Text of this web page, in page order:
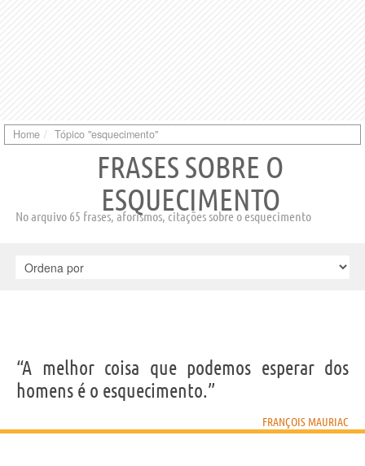
Home Tópico "esquecimento"
FRASES SOBRE O
ESQUECIMENTO
No arquivo 65 frases, aforismos, citações sobre o esquecimento
“A melhor coisa que podemos esperar dos
homens é o esquecimento.”
FRANÇOIS MAURIAC